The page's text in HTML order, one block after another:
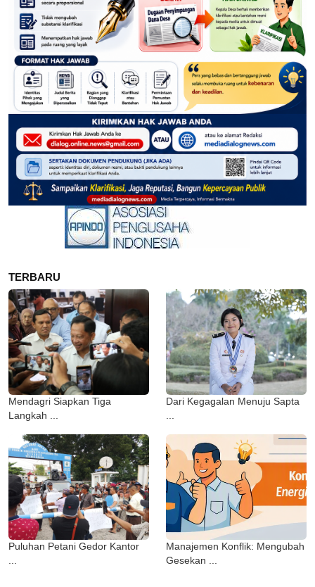
TERBARU
Mendagri Siapkan Tiga
Langkah ...
Dari Kegagalan Menuju Sapta
Puluhan Petani Gedor Kantor
Manajemen Konflik: Mengubah
Gesekan ...